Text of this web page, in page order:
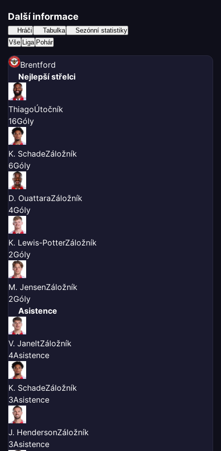
Další informace
Hráči Tabulka
Sezónní statistiky
Vše Liga Pohár
Brentford
Nejlepší střelci
ThiagoÚtočník
16Góly
K. SchadeZáložník
6Góly
D. OuattaraZáložník
4Góly
K. Lewis-PotterZáložník
2Góly
M. JensenZáložník
2Góly
Asistence
V. JaneltZáložník
4Asistence
K. SchadeZáložník
3Asistence
J. HendersonZáložník
3Asistence